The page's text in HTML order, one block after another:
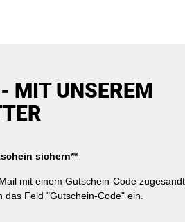
MIT UNSEREM
sichern**
mit einem Gutschein-Code zugesandt.
Feld "Gutschein-Code" ein.